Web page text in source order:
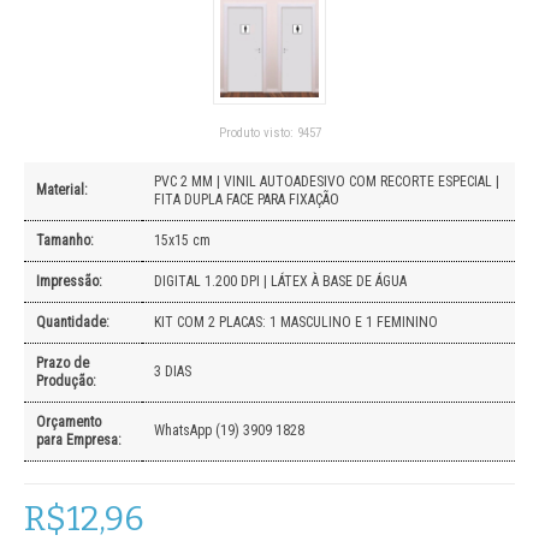
Produto visto: 9457
Material:
PVC 2 MM | VINIL AUTOADESIVO COM RECORTE ESPECIAL |
FITA DUPLA FACE PARA FIXAÇÃO
Tamanho: 15x15 cm
Impressão: DIGITAL 1.200 DPI | LÁTEX À BASE DE ÁGUA
Quantidade: KIT COM 2 PLACAS: 1 MASCULINO E 1 FEMININO
Prazo de
Produção:
3 DIAS
Orçamento
para Empresa:
WhatsApp (19) 3909 1828
R$12,96